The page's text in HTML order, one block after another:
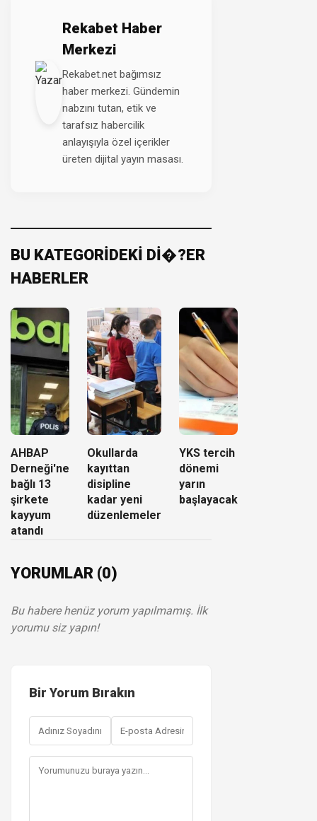
Rekabet Haber
Merkezi
Rekabet.net bağımsız
haber merkezi. Gündemin
nabzını tutan, etik ve
tarafsız habercilik
anlayışıyla özel içerikler
üreten dijital yayın masası.
BU KATEGORİDEKİ Dİ�?ER
HABERLER
AHBAP
Derneği'ne
bağlı 13
şirkete
kayyum
atandı
Okullarda
kayıttan
disipline
kadar yeni
düzenlemeler
YKS tercih
dönemi
yarın
başlayacak
YORUMLAR (0)
Bu habere henüz yorum yapılmamış. İlk
yorumu siz yapın!
Bir Yorum Bırakın